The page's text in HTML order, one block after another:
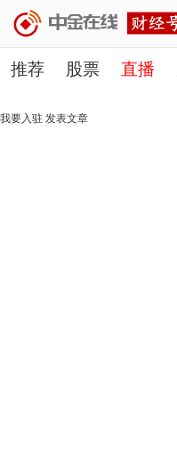
推荐 股票 直播
理财 行业
我要入驻 发表文章